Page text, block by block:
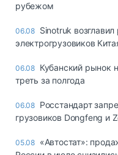
рубежом
06.08 Sinotruk
электрогрузовиков
06.08 Кубанский рынок
треть за полгода
06.08 Росстандарт
грузовиков Dongfeng и
05.08 «Автостат»: